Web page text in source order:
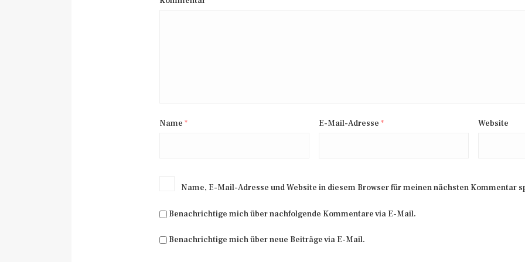
Name * E-Mail-Adresse * Website
Name, E-Mail-Adresse und Website in diesem Browser für meinen nächsten Kommentar
Benachrichtige mich über nachfolgende Kommentare via E-Mail.
Benachrichtige mich über neue Beiträge via E-Mail.